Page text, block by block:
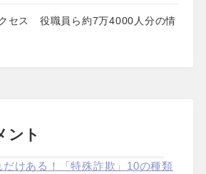
セス 役職員ら約7万4000人分の情
ント
だけある！「特殊詐欺」10の種類